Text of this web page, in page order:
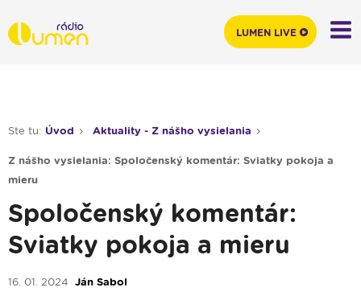
Ste tu: Úvod Aktuality - Z nášho vysielania
Z nášho vysielania: Spoločenský komentár: Sviatky pokoja a
mieru
Spoločenský komentár:
Sviatky pokoja a mieru
16. 01. 2024 Ján Sabol
LUMEN LIVE